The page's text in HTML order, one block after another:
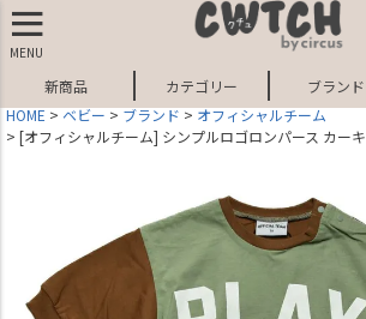
MENU
新商品 カテゴリー ブランド
HOME
ベビー ブランド
オフィシャルチーム
[オフィシャルチーム] シンプルロゴロンパース カーキ